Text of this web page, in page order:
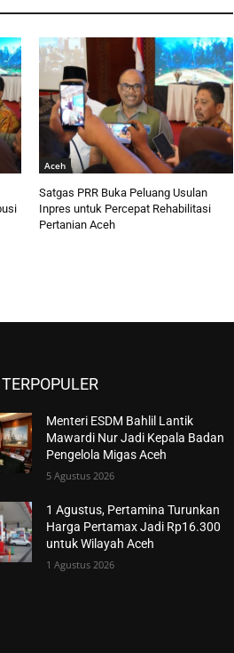
Aceh
Satgas PRR Buka Peluang Usulan
Inpres untuk Percepat Rehabilitasi
Pertanian Aceh
Menteri ESDM Bahlil Lantik
Mawardi Nur Jadi Kepala Badan
Pengelola Migas Aceh
5 Agustus 2026
1 Agustus, Pertamina Turunkan
Harga Pertamax Jadi Rp16.300
untuk Wilayah Aceh
1 Agustus 2026